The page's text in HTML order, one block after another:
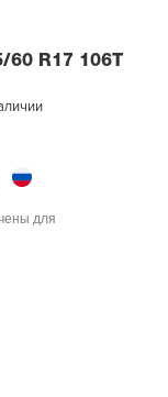
60 R17 106T
для